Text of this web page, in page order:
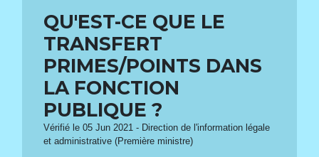
QU'EST-CE QUE LE
TRANSFERT
PRIMES/POINTS DANS
LA FONCTION
PUBLIQUE ?
Vérifié le 05 Jun 2021 - Direction de l'information légale
et administrative (Première ministre)